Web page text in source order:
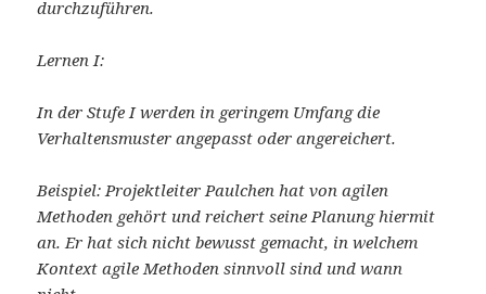
durchzuführen.
Lernen I:
In der Stufe I werden in geringem Umfang die
Verhaltensmuster angepasst oder angereichert.
Beispiel: Projektleiter Paulchen hat von agilen
Methoden gehört und reichert seine Planung hiermit
an. Er hat sich nicht bewusst gemacht, in welchem
Kontext agile Methoden sinnvoll sind und wann